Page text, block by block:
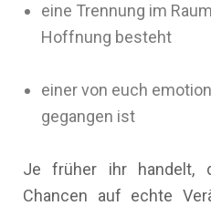
eine Trennung im
Hoffnung besteht
einer von euch
gegangen ist
Je früher ihr handelt,
Chancen auf echte